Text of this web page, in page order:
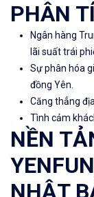
PHÂN
Ngân hàng
lãi suất trái
Sự phân hóa
đồng Yên.
Căng thẳng
Tình cảm
NỀN
NHẬT